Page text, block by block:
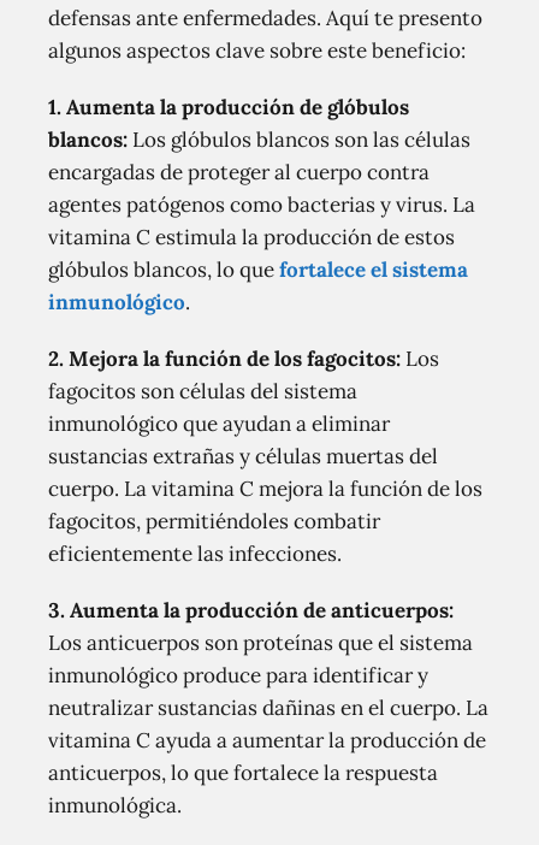
defensas ante enfermedades. Aquí te presento
algunos aspectos clave sobre este beneficio:
1. Aumenta la producción de glóbulos
blancos: Los glóbulos blancos son las células
encargadas de proteger al cuerpo contra
agentes patógenos como bacterias y virus. La
vitamina C estimula la producción de estos
glóbulos blancos, lo quefortalece el sistema
inmunológico.
2. Mejora la función de los fagocitos: Los
fagocitos son células del sistema
inmunológico que ayudan a eliminar
sustancias extrañas y células muertas del
cuerpo. La vitamina C mejora la función de los
fagocitos, permitiéndoles combatir
eficientemente las infecciones.
3. Aumenta la producción de anticuerpos:
Los anticuerpos son proteínas que el sistema
inmunológico produce para identificar y
neutralizar sustancias dañinas en el cuerpo. La
vitamina C ayuda a aumentar la producción de
anticuerpos, lo que fortalece la respuesta
inmunológica.